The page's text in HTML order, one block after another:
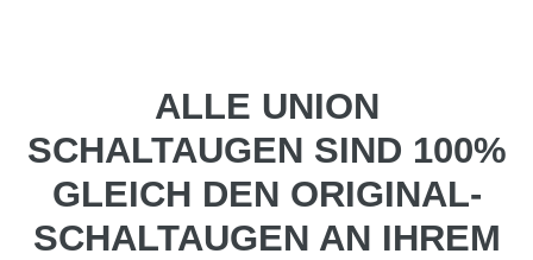
ALLE UNION
SCHALTAUGEN SIND 100%
GLEICH DEN ORIGINAL-
SCHALTAUGEN AN IHREM